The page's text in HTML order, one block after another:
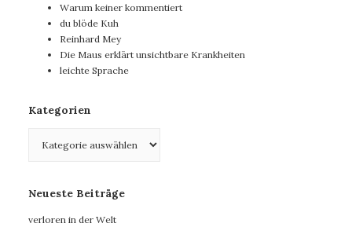
Warum keiner kommentiert
du blöde Kuh
Reinhard Mey
Die Maus erklärt unsichtbare Krankheiten
leichte Sprache
Kategorien
Neueste Beiträge
verloren in der Welt